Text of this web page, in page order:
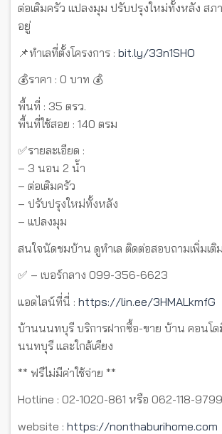
ต่อเติมครัว แปลงมุม ปรับปรุงใหม่ทั้งหลัง สภ
อยู่
📌ทำเลที่ตั้งโครงการ : bit.ly/33n1SHO
💰ราคา : 0 บาท 💰
พื้นที่ : 35 ตรว.
พื้นที่ใช้สอย : 140 ตรม
✅รายละเอียด :
– 3 นอน 2 น้ำ
– ต่อเติมครัว
– ปรับปรุงใหม่ทั้งหลัง
– แปลงมุม
สนใจนัดชมบ้าน ดูทำเล ติดต่อสอบถามเพิ่มเติม
✅ – เบอร์กลาง 099-356-6623
แอดไลน์ที่นี่ : https://lin.ee/3HMALkmfG
บ้านนนทบุรี บริการฝากซื้อ-ขาย บ้าน คอนโด
นนทบุรี และใกล้เคียง
** ฟรีไม่มีค่าใช้จ่าย **
Hotline : 02-1020-861 หรือ 062-118-9799
website : https://nonthaburihome.com